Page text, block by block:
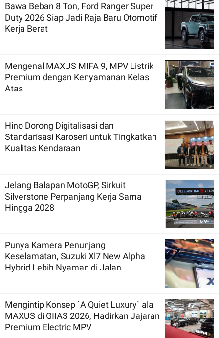
Bawa Beban 8 Ton, Ford Ranger Super
Duty 2026 Siap Jadi Raja Baru Otomotif
Kerja Berat
Mengenal MAXUS MIFA 9, MPV Listrik
Premium dengan Kenyamanan Kelas
Atas
Hino Dorong Digitalisasi dan
Standarisasi Karoseri untuk Tingkatkan
Kualitas Kendaraan
Jelang Balapan MotoGP, Sirkuit
Silverstone Perpanjang Kerja Sama
Hingga 2028
Punya Kamera Penunjang
Keselamatan, Suzuki Xl7 New Alpha
Hybrid Lebih Nyaman di Jalan
Mengintip Konsep `A Quiet Luxury` ala
MAXUS di GIIAS 2026, Hadirkan Jajaran
Premium Electric MPV